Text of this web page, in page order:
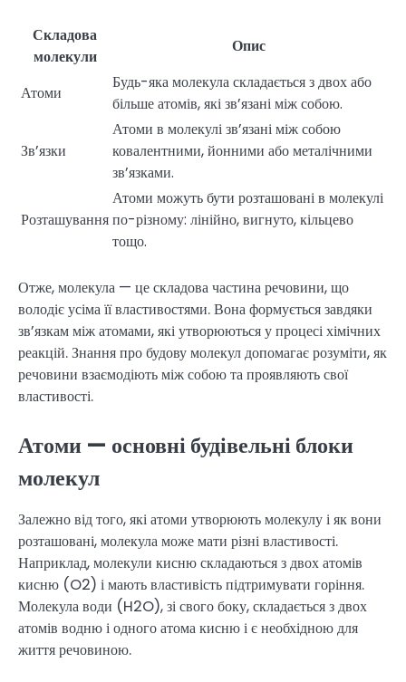
Складова
молекули
Опис
Атоми
Будь-яка молекула складається з двох або
більше атомів, які зв’язані між собою.
Зв’язки
Атоми в молекулі зв’язані між собою
ковалентними, йонними або металічними
зв’язками.
Розташування
Атоми можуть бути розташовані в молекулі
по-різному: лінійно, вигнуто, кільцево
тощо.
Отже, молекула — це складова частина речовини, що
володіє усіма її властивостями. Вона формується завдяки
зв’язкам між атомами, які утворюються у процесі хімічних
реакцій. Знання про будову молекул допомагає розуміти, як
речовини взаємодіють між собою та проявляють свої
властивості.
Атоми — основні будівельні блоки
молекул
Залежно від того, які атоми утворюють молекулу і як вони
розташовані, молекула може мати різні властивості.
Наприклад, молекули кисню складаються з двох атомів
кисню (O2) і мають властивість підтримувати горіння.
Молекула води (H2O), зі свого боку, складається з двох
атомів водню і одного атома кисню і є необхідною для
життя речовиною.